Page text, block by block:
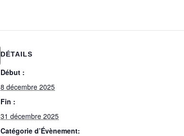
DÉTAILS
Début :
8 décembre 2025
Fin :
31 décembre 2025
Catégorie d’Évènement: